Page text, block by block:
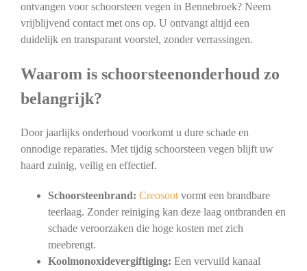
ontvangen voor schoorsteen vegen in Bennebroek? Neem
vrijblijvend contact met ons op. U ontvangt altijd een
duidelijk en transparant voorstel, zonder verrassingen.
Waarom is schoorsteenonderhoud zo
belangrijk?
Door jaarlijks onderhoud voorkomt u dure schade en
onnodige reparaties. Met tijdig schoorsteen vegen blijft uw
haard zuinig, veilig en effectief.
Schoorsteenbrand: Creosootvormt een brandbare
teerlaag. Zonder reiniging kan deze laag ontbranden en
schade veroorzaken die hoge kosten met zich
meebrengt.
Koolmonoxidevergiftiging: Een vervuild kanaal